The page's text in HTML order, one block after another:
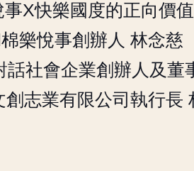
X快樂國度的正向價值
樂悅事創辦人 林念慈
話社會企業創辦人及董
有限公司執行長